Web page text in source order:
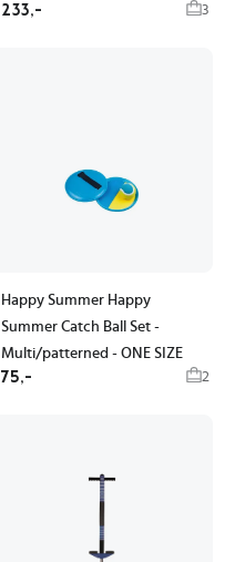
233,- 3
Happy Summer Happy
Summer Catch Ball Set -
Multi/patterned - ONE SIZE
75,- 2